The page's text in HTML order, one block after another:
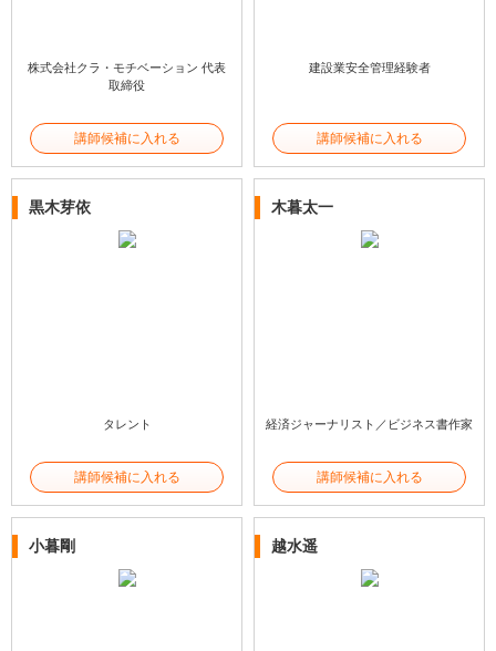
株式会社クラ・モチベーション 代表
取締役
講師候補に入れる
建設業安全管理経験者
講師候補に入れる
黒⽊芽依
タレント
講師候補に入れる
木暮太一
経済ジャーナリスト／ビジネス書作家
講師候補に入れる
小暮剛 越水遥